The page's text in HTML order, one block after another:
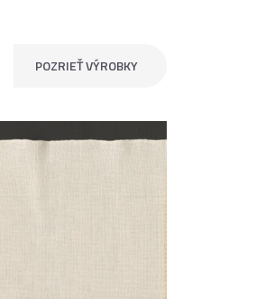
POZRIEŤ VÝROBKY